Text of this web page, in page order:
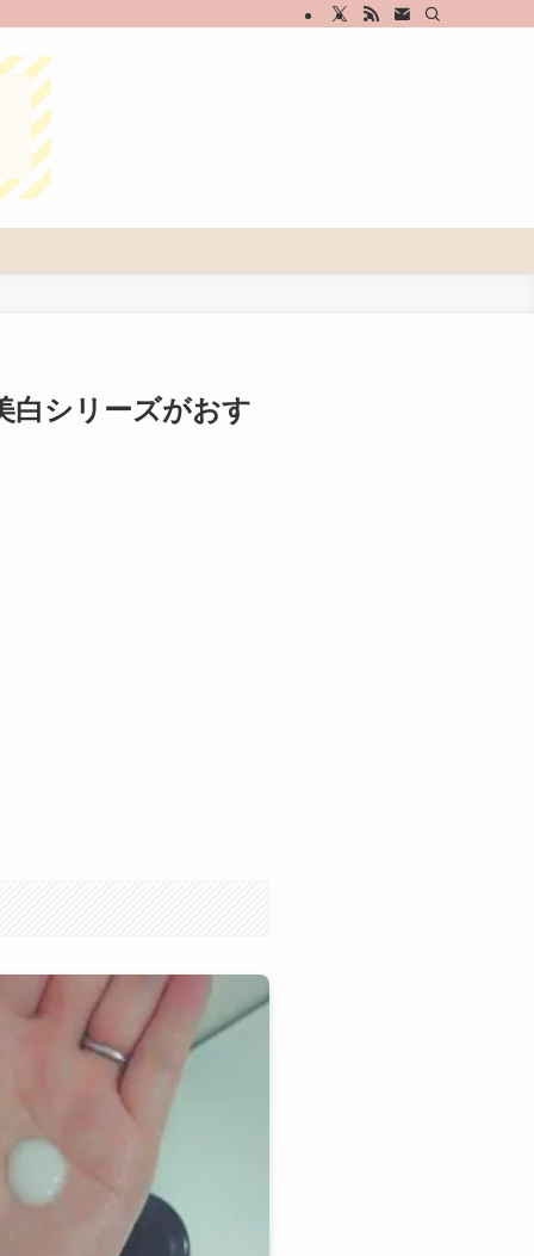
白シリーズがおす